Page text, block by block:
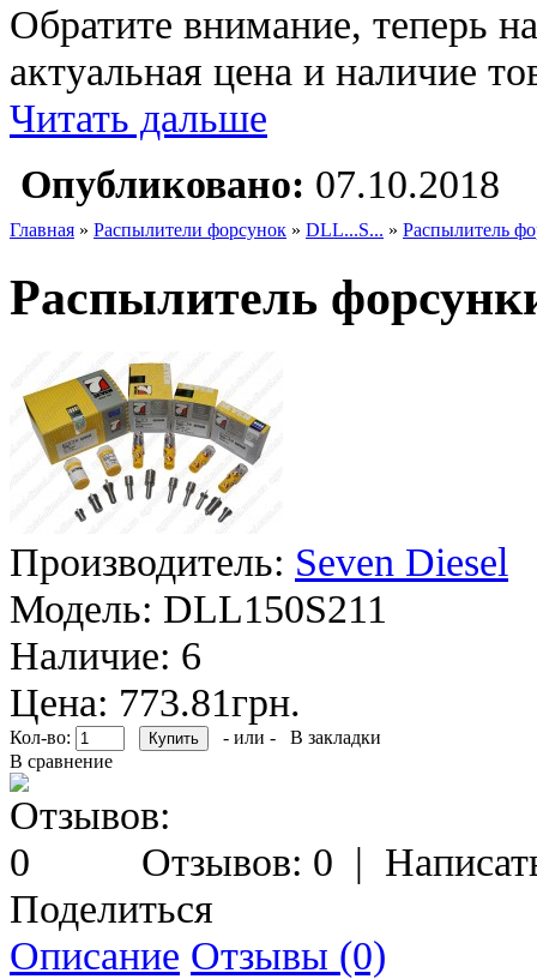
Обратите внимание, теперь
актуальная цена и наличие
Читать дальше
Опубликовано: 07.10.2018
Главная » Распылители форсунок » DLL...S... » Распылитель
Распылитель
Производитель: Seven Diesel
Модель: DLL150S211
Наличие: 6
Цена: 773.81грн.
Кол-во: - или -
В закладки
В сравнение
Отзывов: 0 |
Поделиться
Описание Отзывы (0)